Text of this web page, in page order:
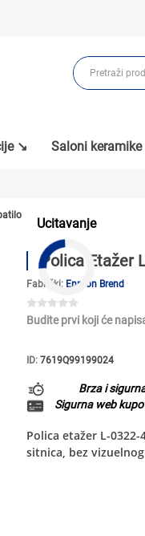
↘ Saloni keramike
Ucitavanje
Polica Etažer
Fabrički: Enmon Brend
Budite prvi koji će
ID: 7619Q99199024
Brza i
Sigurna web
Polica etažer L-
sitnica, bez